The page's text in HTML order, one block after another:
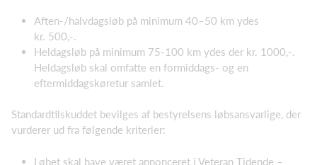
Aften-/halvdagsløb på minimum 40–50 km ydes
kr. 500,-.
Heldagsløb på minimum 75-100 km ydes der kr. 1000,-.
Heldagsløb skal omfatte en formiddags- og en
eftermiddagskøretur samlet.
Standardtilskuddet bevilges af bestyrelsens løbsansvarlige, der
vurderer ud fra følgende kriterier:
Løbet skal have været annonceret i Veteran Tidende –